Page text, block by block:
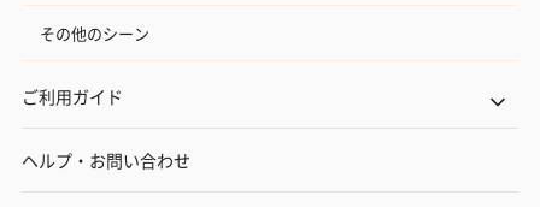
その他のシーン
ご利用ガイド
ヘルプ・お問い合わせ